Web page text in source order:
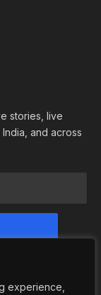
experience,
stories, live
and across
and our